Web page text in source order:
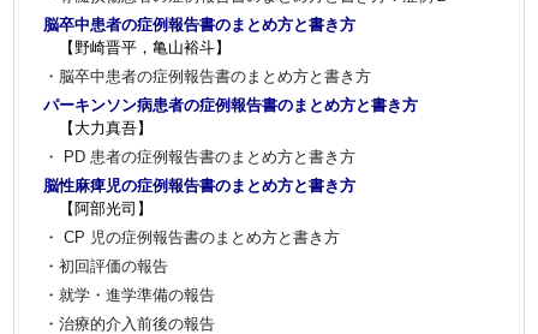
脳卒中患者の症例報告書のまとめ方と書き方
【野崎晋平，亀山裕斗】
・脳卒中患者の症例報告書のまとめ方と書き方
パーキンソン病患者の症例報告書のまとめ方と書き方
【大力真吾】
・ PD 患者の症例報告書のまとめ方と書き方
脳性麻痺児の症例報告書のまとめ方と書き方
【阿部光司】
・ CP 児の症例報告書のまとめ方と書き方
・初回評価の報告
・就学・進学準備の報告
・治療的介入前後の報告